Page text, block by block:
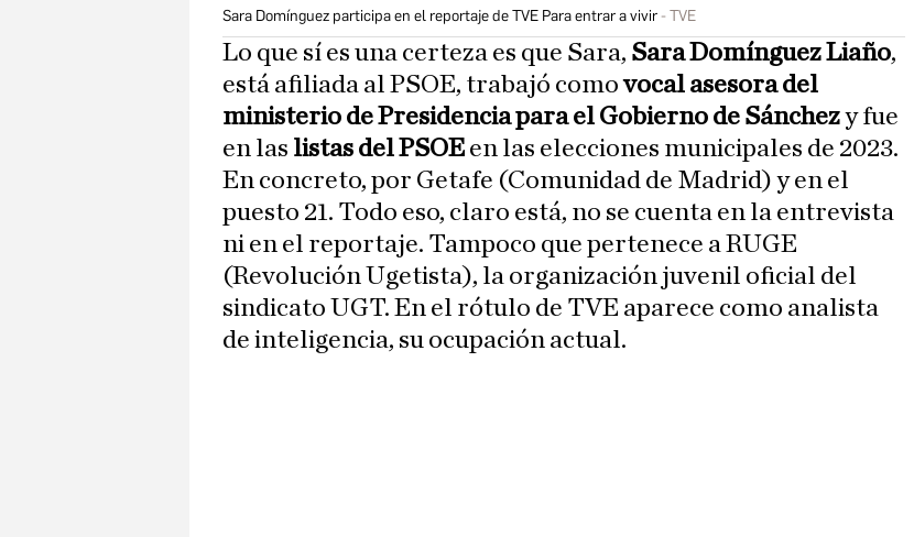
Sara Domínguez participa en el reportaje de TVE Para entrar a vivir TVE
Lo que sí es una certeza es que Sara, Sara Domínguez Liaño,
está afiliada al PSOE, trabajó comovocal asesora del
ministerio de Presidencia para el Gobierno de Sánchezy fue
en las listas del PSOE en las elecciones municipales de 2023.
En concreto, por Getafe (Comunidad de Madrid) y en el
puesto 21. Todo eso, claro está, no se cuenta en la entrevista
ni en el reportaje. Tampoco que pertenece a RUGE
(Revolución Ugetista), la organización juvenil oficial del
sindicato UGT. En el rótulo de TVE aparece como analista
de inteligencia, su ocupación actual.